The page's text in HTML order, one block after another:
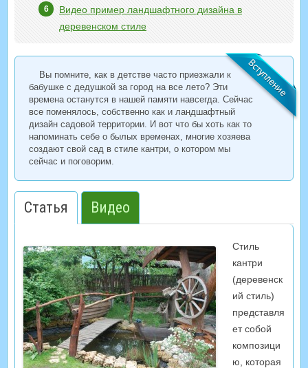
Видео пример ландшафтного дизайна в
деревенском стиле
Вы помните, как в детстве часто приезжали к
бабушке с дедушкой за город на все лето? Эти
времена останутся в нашей памяти навсегда. Сейчас
все поменялось, собственно как и ландшафтный
дизайн садовой территории. И вот что бы хоть как то
напоминать себе о былых временах, многие хозяева
создают свой сад в стиле кантри, о котором мы
сейчас и поговорим.
Статья Видео
Стиль
кантри
(деревенск
ий стиль)
представля
ет собой
композици
ю, которая